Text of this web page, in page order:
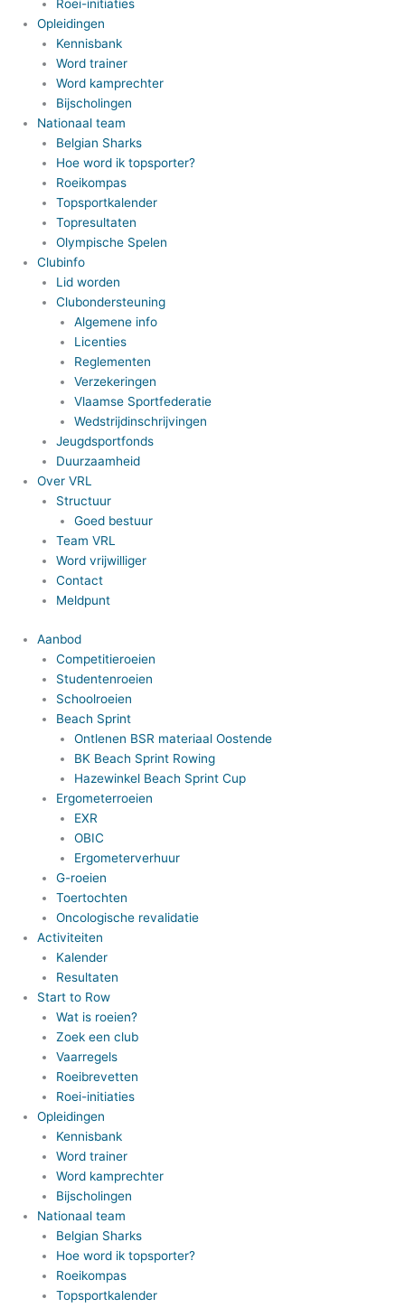
Roei-initiaties
Opleidingen
Kennisbank
Word trainer
Word kamprechter
Bijscholingen
Nationaal team
Belgian Sharks
Hoe word ik topsporter?
Roeikompas
Topsportkalender
Topresultaten
Olympische Spelen
Clubinfo
Lid worden
Clubondersteuning
Algemene info
Licenties
Reglementen
Verzekeringen
Vlaamse Sportfederatie
Wedstrijdinschrijvingen
Jeugdsportfonds
Duurzaamheid
Over VRL
Structuur
Goed bestuur
Team VRL
Word vrijwilliger
Contact
Meldpunt
Aanbod
Competitieroeien
Studentenroeien
Schoolroeien
Beach Sprint
Ontlenen BSR materiaal Oostende
BK Beach Sprint Rowing
Hazewinkel Beach Sprint Cup
Ergometerroeien
EXR
OBIC
Ergometerverhuur
G-roeien
Toertochten
Oncologische revalidatie
Activiteiten
Kalender
Resultaten
Start to Row
Wat is roeien?
Zoek een club
Vaarregels
Roeibrevetten
Roei-initiaties
Opleidingen
Kennisbank
Word trainer
Word kamprechter
Bijscholingen
Nationaal team
Belgian Sharks
Hoe word ik topsporter?
Roeikompas
Topsportkalender